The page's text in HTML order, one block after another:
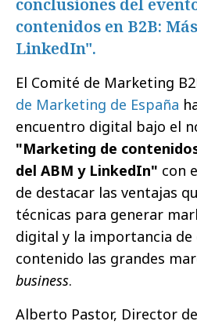
conclusiones del
contenidos en B2B:
LinkedIn".
El Comité de Marketing
de Marketing de España
encuentro digital bajo el
"Marketing de
del ABM y LinkedIn" con
de destacar las ventajas
técnicas para generar
digital y la importancia
contenido las grandes
business.
Alberto Pastor, Director